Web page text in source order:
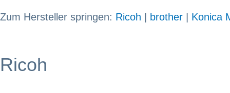
Zum Hersteller springen: Ricoh brother Konica
Ricoh